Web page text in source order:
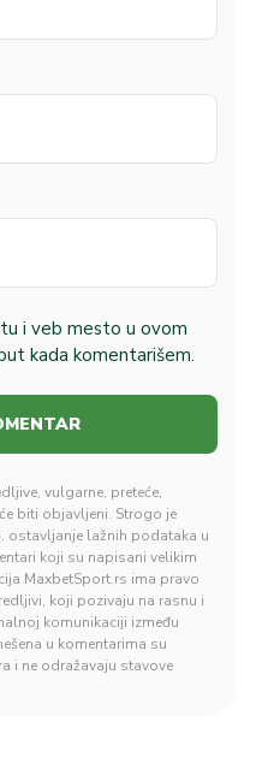
i veb mesto u ovom
kada komentarišem.
vulgarne, preteće,
biti objavljeni. Strogo je
ostavljanje lažnih podataka u
koji su napisani velikim
MaxbetSport.rs ima pravo
koji pozivaju na rasnu i
komunikaciji između
u komentarima su
i ne odražavaju stavove